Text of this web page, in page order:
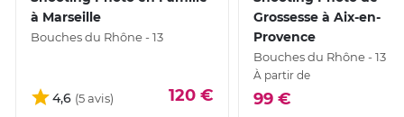
à Marseille
Bouches du Rhône - 13
4,6 120 €
Grossesse à Aix-en-
Provence
Bouches du Rhône - 13
À partir de
99 €